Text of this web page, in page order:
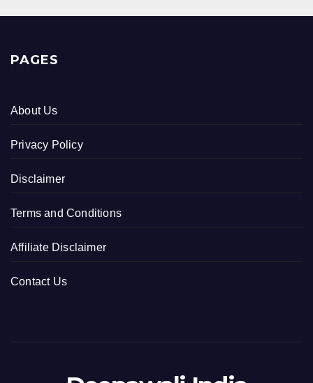
PAGES
About Us
Privacy Policy
Disclaimer
Terms and Conditions
Affiliate Disclaimer
Contact Us